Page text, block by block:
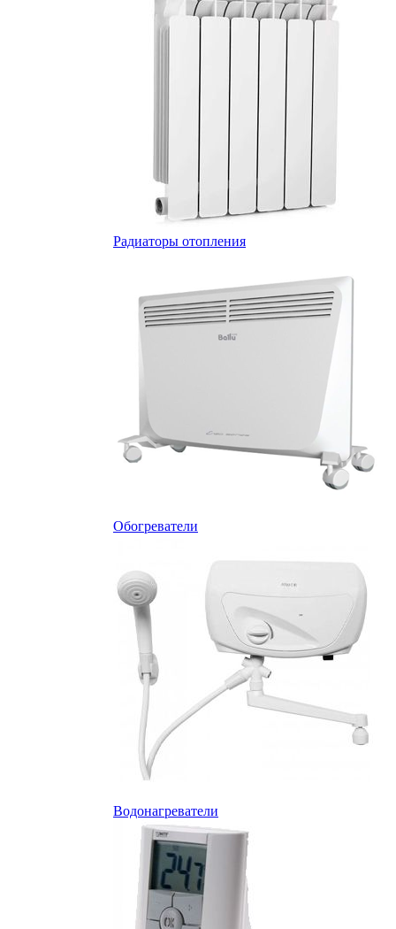
Радиаторы отопления
Обогреватели
Водонагреватели